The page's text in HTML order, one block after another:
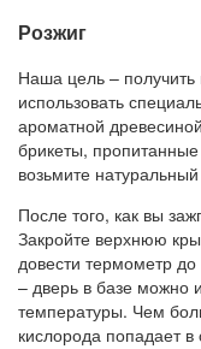
Розжиг
Наша цель –
использовать
ароматной
брикеты,
возьмите натуральный
После того, как вы
Закройте верхнюю
довести термометр
– дверь в базе можно
температуры. Чем
кислорода попадает в